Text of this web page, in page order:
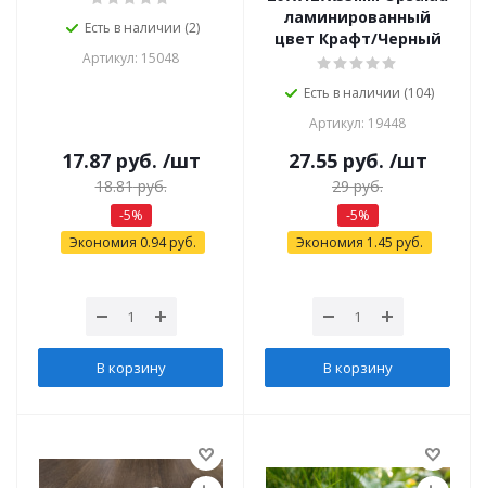
Есть в наличии (2)
Артикул: 15048
17.87руб. /шт
18.81руб.
-5%
Экономия 0.94руб.
В корзину
ламинированный
цвет Крафт/Черный
Есть в наличии (104)
Артикул: 19448
27.55руб. /шт
29руб.
-5%
Экономия 1.45 руб.
В корзину